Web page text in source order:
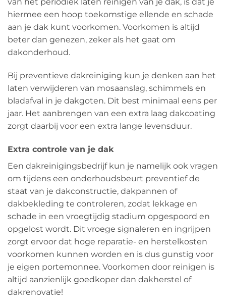
hiermee een hoop toekomstige ellende en schade
aan je dak kunt voorkomen. Voorkomen is altijd
beter dan genezen, zeker als het gaat om
dakonderhoud.
Bij preventieve dakreiniging kun je denken aan het
laten verwijderen van mosaanslag, schimmels en
bladafval in je dakgoten. Dit best minimaal eens per
jaar. Het aanbrengen van een extra laag dakcoating
zorgt daarbij voor een extra lange levensduur.
Extra controle van je dak
Een dakreinigingsbedrijf kun je namelijk ook vragen
om tijdens een onderhoudsbeurt preventief de
staat van je dakconstructie, dakpannen of
dakbekleding te controleren, zodat lekkage en
schade in een vroegtijdig stadium opgespoord en
opgelost wordt. Dit vroege signaleren en ingrijpen
zorgt ervoor dat hoge reparatie- en herstelkosten
voorkomen kunnen worden en is dus gunstig voor
je eigen portemonnee. Voorkomen door reinigen is
altijd aanzienlijk goedkoper dan dakherstel of
dakrenovatie!